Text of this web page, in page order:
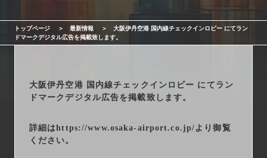
arrow_right_alt
最新情報 arrow_right_alt
トップページ 最新情報
大阪伊丹空港 国内線チェックインロビー にてラン
ドマークデジタル広告を掲載致します。
大阪伊丹空港 国内線チェックインロビー にてラン
ドマークデジタル広告を掲載致します。
詳細はhttps://www.osaka-airport.co.jp/より御覧
ください。